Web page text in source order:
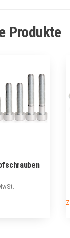
Produkte